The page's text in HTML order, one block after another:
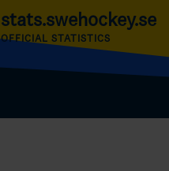
stats.swehockey.se
OFFICIAL STATISTICS